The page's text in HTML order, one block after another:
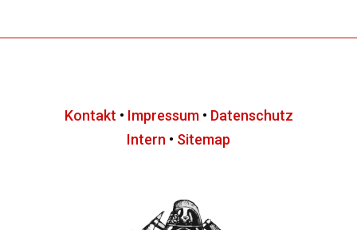
Kontakt • Impressum • Datenschutz
Intern • Sitemap